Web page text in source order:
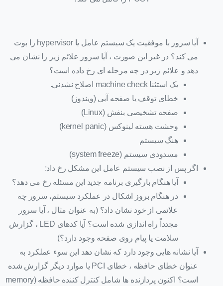
آیا سرور با موفقیت یک سیستم عامل یا hypervisor را بوت
می کند؟ در غیر این صورت ، آیا سرور علائم زیر را نشان می
دهد و علائم زیر در چه مرحله ای رخ داده است؟
یک استثنا machine check اصلاح نشدنی.
خطای توقف یا صفحه آبی (ویندوز)
صفحه تشخیصی بنفش (Linux)
وحشت هسته لینوکس (kernel panic)
هنگ سیستم
مسدودی سیستم (system freeze)
اگر پس از نصب سیستم عامل این مشکل رخ داد:
آیا هنگام بارگیری برنامه جدید این مسئله رخ می دهد؟
در هنگام بروز اشکال در عملکرد سیستم، سرور چه
علائمی از خود نشان داد؟ (به عنوان مثال ، آیا سرور
مجدداً راه اندازی شده است؟ آیا کدهای LED ، گزارش
سلامت یا پیام روی صفحه وجود دارد؟)
آیا نشانه هایی وجود دارد که نشان دهد این سوء عملکرد به
عنوان خطای حافظه ، خطای PCI یا موارد دیگر گزارش شده
است؟ اکنون پردازنده ها شامل کنترل کننده حافظه (memory